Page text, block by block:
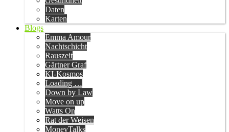
Daten
Karten
Blogs
Emma Amour
Nachtschicht
Rauszeit
Gärtner Graf
KI-Kosmos
Loading …
Down by Law
Move on up
Watts On
Rat der Weisen
MoneyTalks